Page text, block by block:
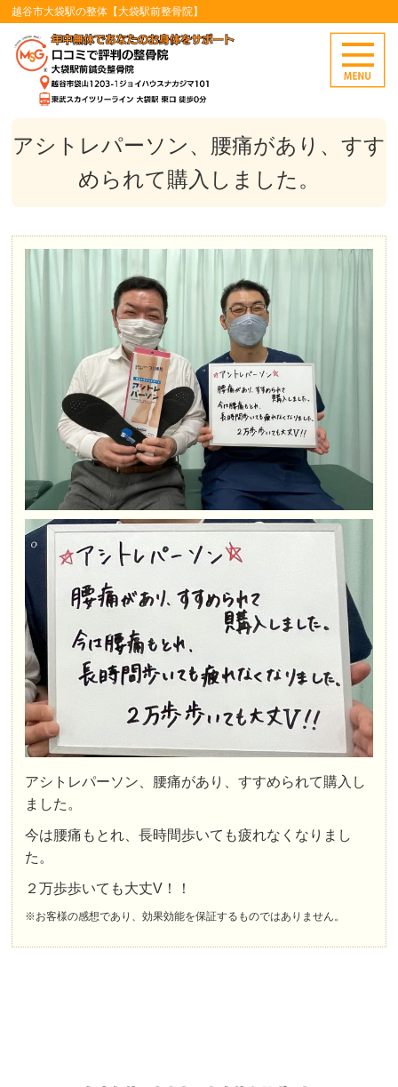
越谷市大袋駅の整体【大袋駅前整骨院】
アシトレパーソン、腰痛があり、すす
められて購入しました。
アシトレパーソン、腰痛があり、すすめられて購入し
ました。
今は腰痛もとれ、長時間歩いても疲れなくなりまし
た。
２万歩歩いても大丈V ！！
※お客様の感想であり、効果効能を保証するものではありません。